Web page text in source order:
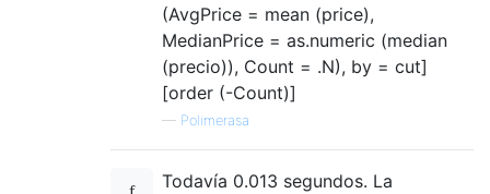
(AvgPrice = mean (price),
MedianPrice = as.numeric (median
(precio)), Count = .N), by = cut]
[order (-Count)]
— Polimerasa
Todavía 0.013 segundos. La